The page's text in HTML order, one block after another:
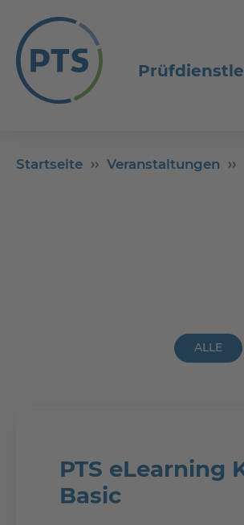
Startseite Veranstaltungen
ALLE
PTS eLearning
Basic